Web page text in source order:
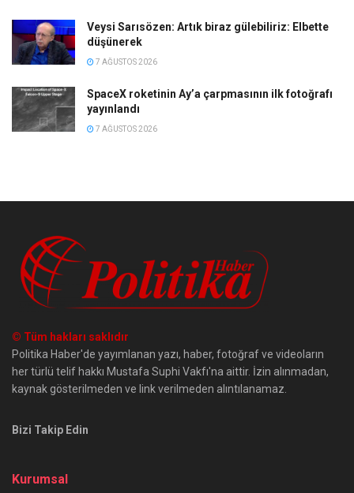
Veysi Sarısözen: Artık biraz gülebiliriz: Elbette
düşünerek
7 AĞUSTOS 2026
SpaceX roketinin Ay’a çarpmasının ilk fotoğrafı
yayınlandı
7 AĞUSTOS 2026
© Tüm hakları saklıdır
Politika Haber'de yayımlanan yazı, haber, fotoğraf ve videoların
her türlü telif hakkı Mustafa Suphi Vakfı'na aittir. İzin alınmadan,
kaynak gösterilmeden ve link verilmeden alıntılanamaz.
Bizi Takip Edin
Kurumsal